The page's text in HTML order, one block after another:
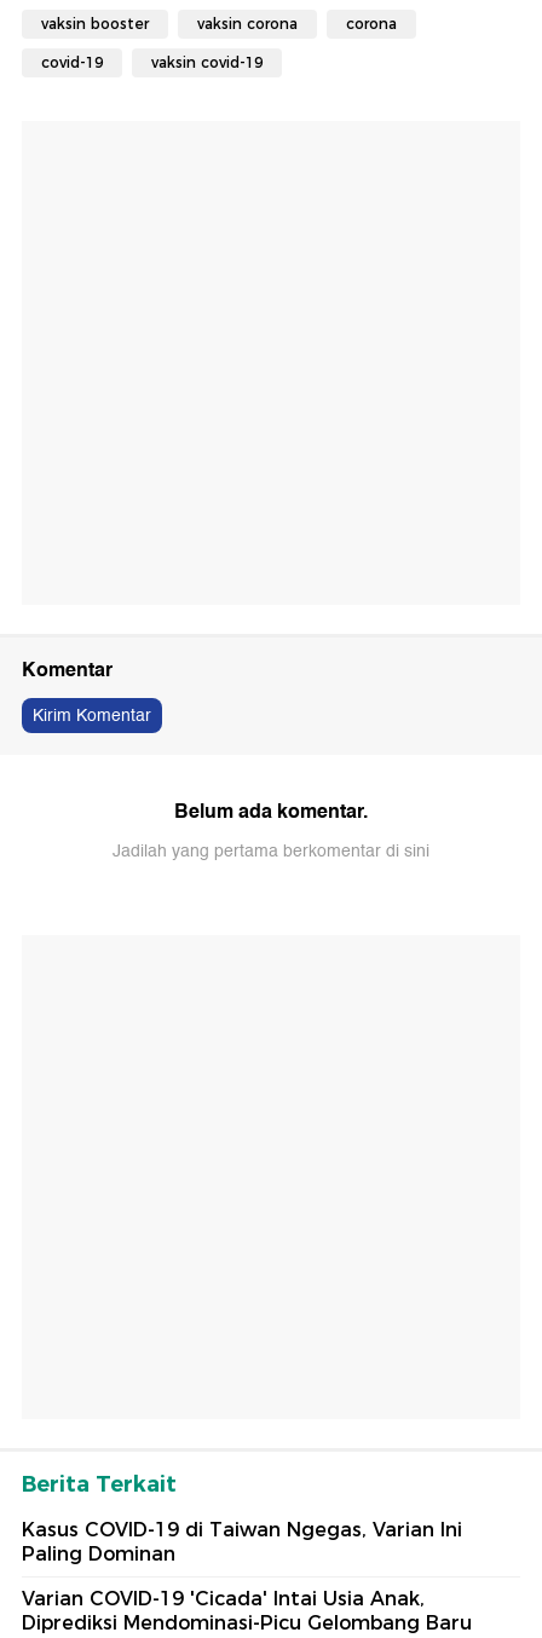
vaksin booster vaksin corona corona
covid-19 vaksin covid-19
Komentar
Kirim Komentar
Belum ada komentar.
Jadilah yang pertama berkomentar di sini
Berita Terkait
Kasus COVID-19 di Taiwan Ngegas, Varian Ini
Paling Dominan
Varian COVID-19 'Cicada' Intai Usia Anak,
Diprediksi Mendominasi-Picu Gelombang Baru